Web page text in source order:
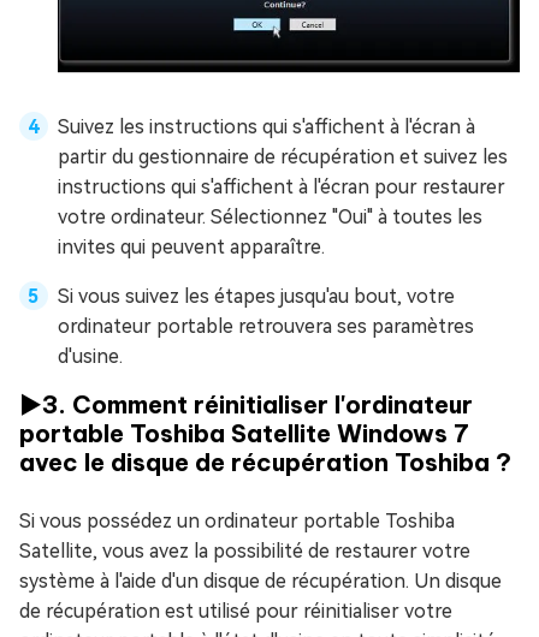
Suivez les instructions qui s'affichent à l'écran à
partir du gestionnaire de récupération et suivez les
instructions qui s'affichent à l'écran pour restaurer
votre ordinateur. Sélectionnez "Oui" à toutes les
invites qui peuvent apparaître.
Si vous suivez les étapes jusqu'au bout, votre
ordinateur portable retrouvera ses paramètres
d'usine.
▶️3. Comment réinitialiser l'ordinateur
portable Toshiba Satellite Windows 7
avec le disque de récupération Toshiba ?
Si vous possédez un ordinateur portable Toshiba
Satellite, vous avez la possibilité de restaurer votre
système à l'aide d'un disque de récupération. Un disque
de récupération est utilisé pour réinitialiser votre